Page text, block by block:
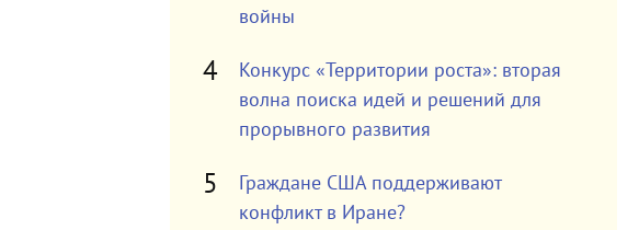
войны
Конкурс «Территории роста»: вторая
волна поиска идей и решений для
прорывного развития
Граждане США поддерживают
конфликт в Иране?